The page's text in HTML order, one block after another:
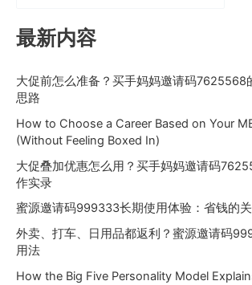
最新内容
大促前怎么准备？买手妈妈邀请码7625568
思路
How to Choose a Career Based on Your
(Without Feeling Boxed In)
大促叠加优惠怎么用？买手妈妈邀请码
作实录
蜜源邀请码999333长期使用体验：省钱的
外卖、打车、日用品都返利？蜜源邀请码
用法
How the Big Five Personality Model